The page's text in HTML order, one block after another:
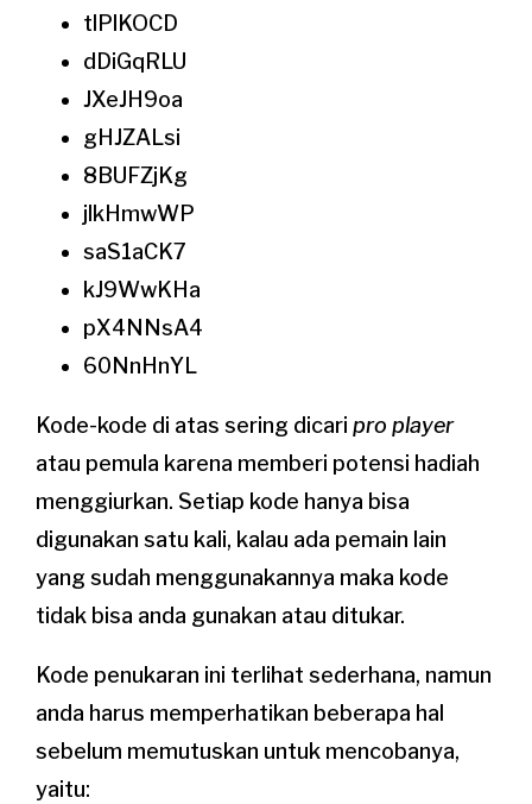
tlPlKOCD
dDiGqRLU
JXeJH9oa
gHJZALsi
8BUFZjKg
jlkHmwWP
saS1aCK7
kJ9WwKHa
pX4NNsA4
60NnHnYL
Kode-kode di atas sering dicaripro player
atau pemula karena memberi potensi hadiah
menggiurkan. Setiap kode hanya bisa
digunakan satu kali, kalau ada pemain lain
yang sudah menggunakannya maka kode
tidak bisa anda gunakan atau ditukar.
Kode penukaran ini terlihat sederhana, namun
anda harus memperhatikan beberapa hal
sebelum memutuskan untuk mencobanya,
yaitu: